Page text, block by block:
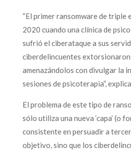
“El primer ransomware de
2020 cuando una clínica de
sufrió el ciberataque a sus
ciberdelincuentes extorsionaron
amenazándolos con divulgar la
sesiones de psicoterapia”,
El problema de este tipo de
sólo utiliza una nueva ‘capa’ (o
consistente en persuadir a
objetivo, sino que los